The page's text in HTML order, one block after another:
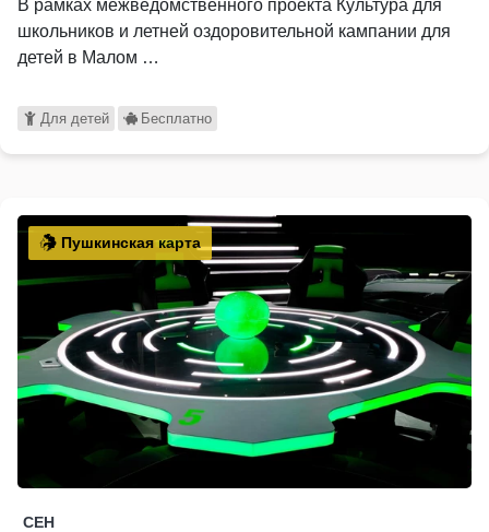
В рамках межведомственного проекта Культура для
школьников и летней оздоровительной кампании для
детей в Малом …
Для детей Бесплатно
Пушкинская карта
СЕН